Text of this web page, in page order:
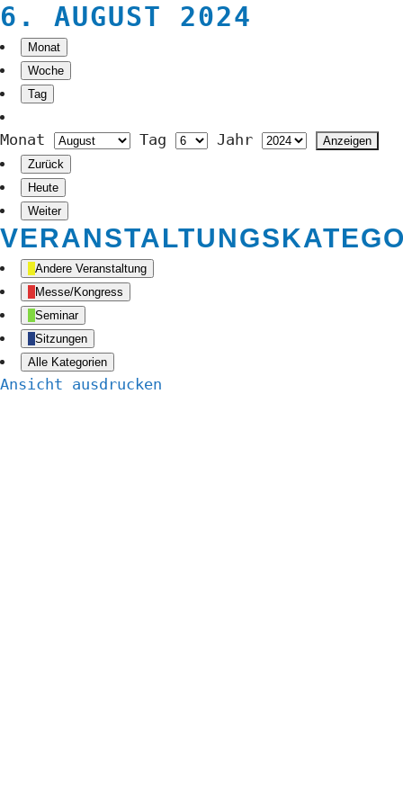
6. AUGUST 2024
Monat
Woche
Tag
Monat Tag Jahr
Zurück
Heute
Weiter
Andere Veranstaltung
Messe/Kongress
Seminar
Sitzungen
Alle Kategorien
Ansicht ausdrucken